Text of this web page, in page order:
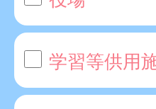
学習等供用